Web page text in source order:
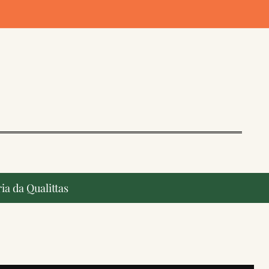
da Qualittasdestaque na imprensa